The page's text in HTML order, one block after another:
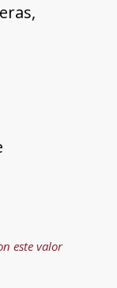
este valor